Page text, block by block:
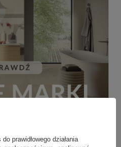
prawidłowego działania